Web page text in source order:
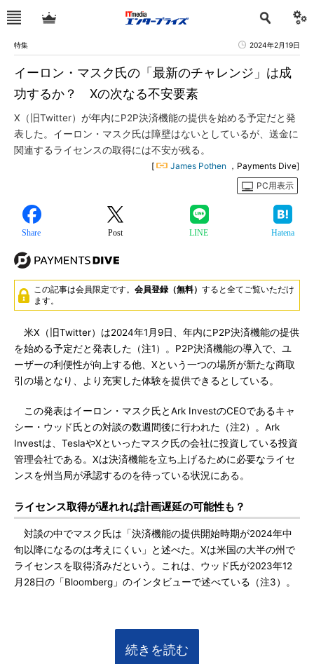
特集 2024年2月19日
イーロン・マスク氏の「最新のチャレンジ」は成
功するか？ Xの次なる不安要素
X（旧Twitter）が年内にP2P決済機能の提供を始める予定だと発
表した。イーロン・マスク氏は障壁はないとしているが、送金に
関連するライセンスの取得には不安が残る。
[ James Pothen ，Payments Dive]
PC用表示
Share Post LINE Hatena
この記事は会員限定です。 会員登録（無料） すると全てご覧いただけ
ます。
米X（旧Twitter）は2024年1月9日、年内にP2P決済機能の提供
を始める予定だと発表した（注1）。P2P決済機能の導入で、ユ
ーザーの利便性が向上する他、Xという一つの場所が新たな商取
引の場となり、より充実した体験を提供できるとしている。
この発表はイーロン・マスク氏とArk InvestのCEOであるキャ
シー・ウッド氏との対談の数週間後に行われた（注2）。Ark
Investは、TeslaやXといったマスク氏の会社に投資している投資
管理会社である。Xは決済機能を立ち上げるために必要なライセ
ンスを州当局が承認するのを待っている状況にある。
ライセンス取得が遅れれば計画遅延の可能性も？
対談の中でマスク氏は「決済機能の提供開始時期が2024年中
旬以降になるのは考えにくい」と述べた。Xは米国の大半の州で
ライセンスを取得済みだという。これは、ウッド氏が2023年12
月28日の「Bloomberg」のインタビューで述べている（注3）。
続きを読む